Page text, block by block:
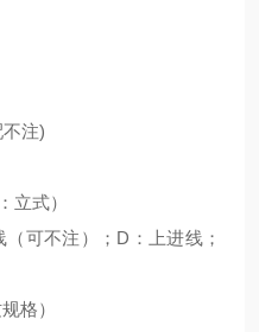
注)
立式）
可不注）；D：上进线；
格）